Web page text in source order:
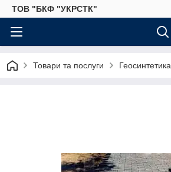
ТОВ "БКФ "УКРСТК"
Товари та послуги Геосинтетика